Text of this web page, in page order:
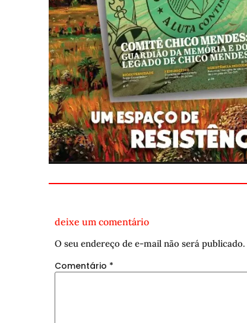
deixe um comentário
O seu endereço de e-mail não será publicado.
Comentário *